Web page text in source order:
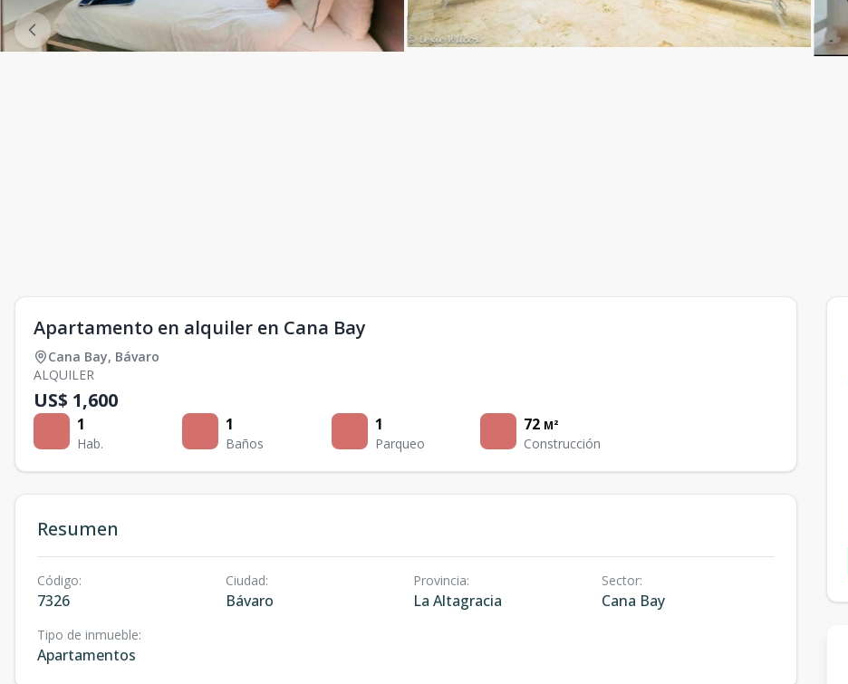
Apartamento en alquiler en Cana Bay
Cana Bay, Bávaro
ALQUILER
US$ 1,600
1
Hab.
1
Baños
1
Parqueo
72 M²
Construcción
Resumen
Código:
7326
Ciudad:
Bávaro
Provincia:
La Altagracia
Sector:
Cana Bay
Tipo de inmueble:
Apartamentos